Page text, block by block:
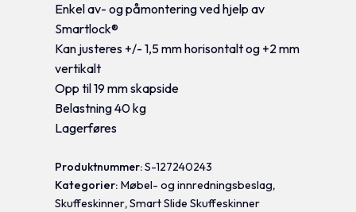
Enkel av- og påmontering ved hjelp av
Smartlock®
Kan justeres +/- 1,5 mm horisontalt og +2 mm
vertikalt
Opp til 19 mm skapside
Belastning 40 kg
Lagerføres
Produktnummer:S-127240243
Kategorier:Møbel- og innredningsbeslag,
Skuffeskinner,Smart Slide Skuffeskinner